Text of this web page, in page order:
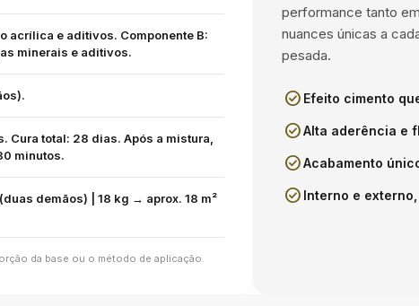
acrílica e aditivos. Componente B:
minerais e aditivos.
Cura total: 28 dias. Após a mistura,
minutos.
demãos) | 18 kg → aprox. 18 m²
da base ou o método de aplicação.
performance tanto
nuances únicas a
pesada.
check_circle Efeito cimento
check_circleAlta aderência e
check_circleAcabamento
check_circle Interno e